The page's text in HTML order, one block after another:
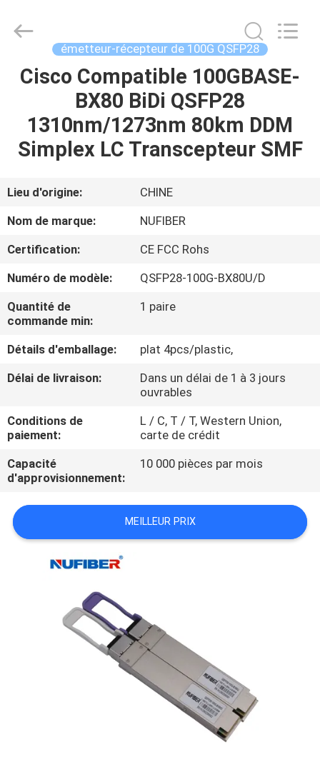
MAISON
PRODUITS
SUJET
DE
NOUS
VISITE
D'USINE
CONTRÔLE
DE
CONTACTEZ-
NOUS
NOUVELLES
DEMANDEZ
CITATION
Co.,Ltd.
Developed
émetteur-récepteur de 100G QSFP28
Cisco Compatible 100GBASE-
BX80 BiDi QSFP28
1310nm/1273nm 80km DDM
Simplex LC Transcepteur SMF
Lieu d'origine:
CHINE
Nom de marque:
NUFIBER
Certification:
CE FCC Rohs
Numéro de modèle:
QSFP28-100G-BX80U/D
Quantité de
commande min:
1 paire
Détails d'emballage:
plat 4pcs/plastic,
Délai de livraison:
Dans un délai de 1 à 3 jours
ouvrables
Conditions de
paiement:
L / C, T / T, Western Union,
carte de crédit
Capacité
d'approvisionnement:
10 000 pièces par mois
MEILLEUR PRIX